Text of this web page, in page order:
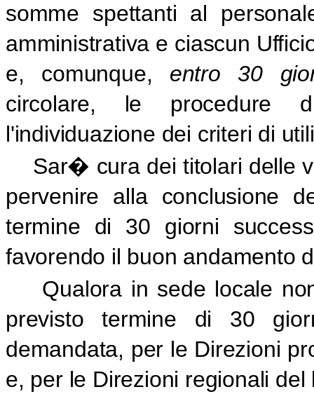
somme spettanti al
amministrativa e ciascun
e, comunque, entro 30
circolare, le procedure
l'individuazione dei criteri di
Sar� cura dei titolari delle
pervenire alla conclusione
termine di 30 giorni
favorendo il buon andamento
Qualora in sede locale
previsto termine di 30
demandata, per le Direzioni
e, per le Direzioni regionali